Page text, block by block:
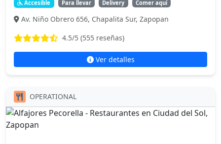
Accesible Para llevar Delivery Comer aquí
Av. Niño Obrero 656, Chapalita Sur, Zapopan
4.5/5 (555 reseñas)
Ver detalles
OPERATIONAL